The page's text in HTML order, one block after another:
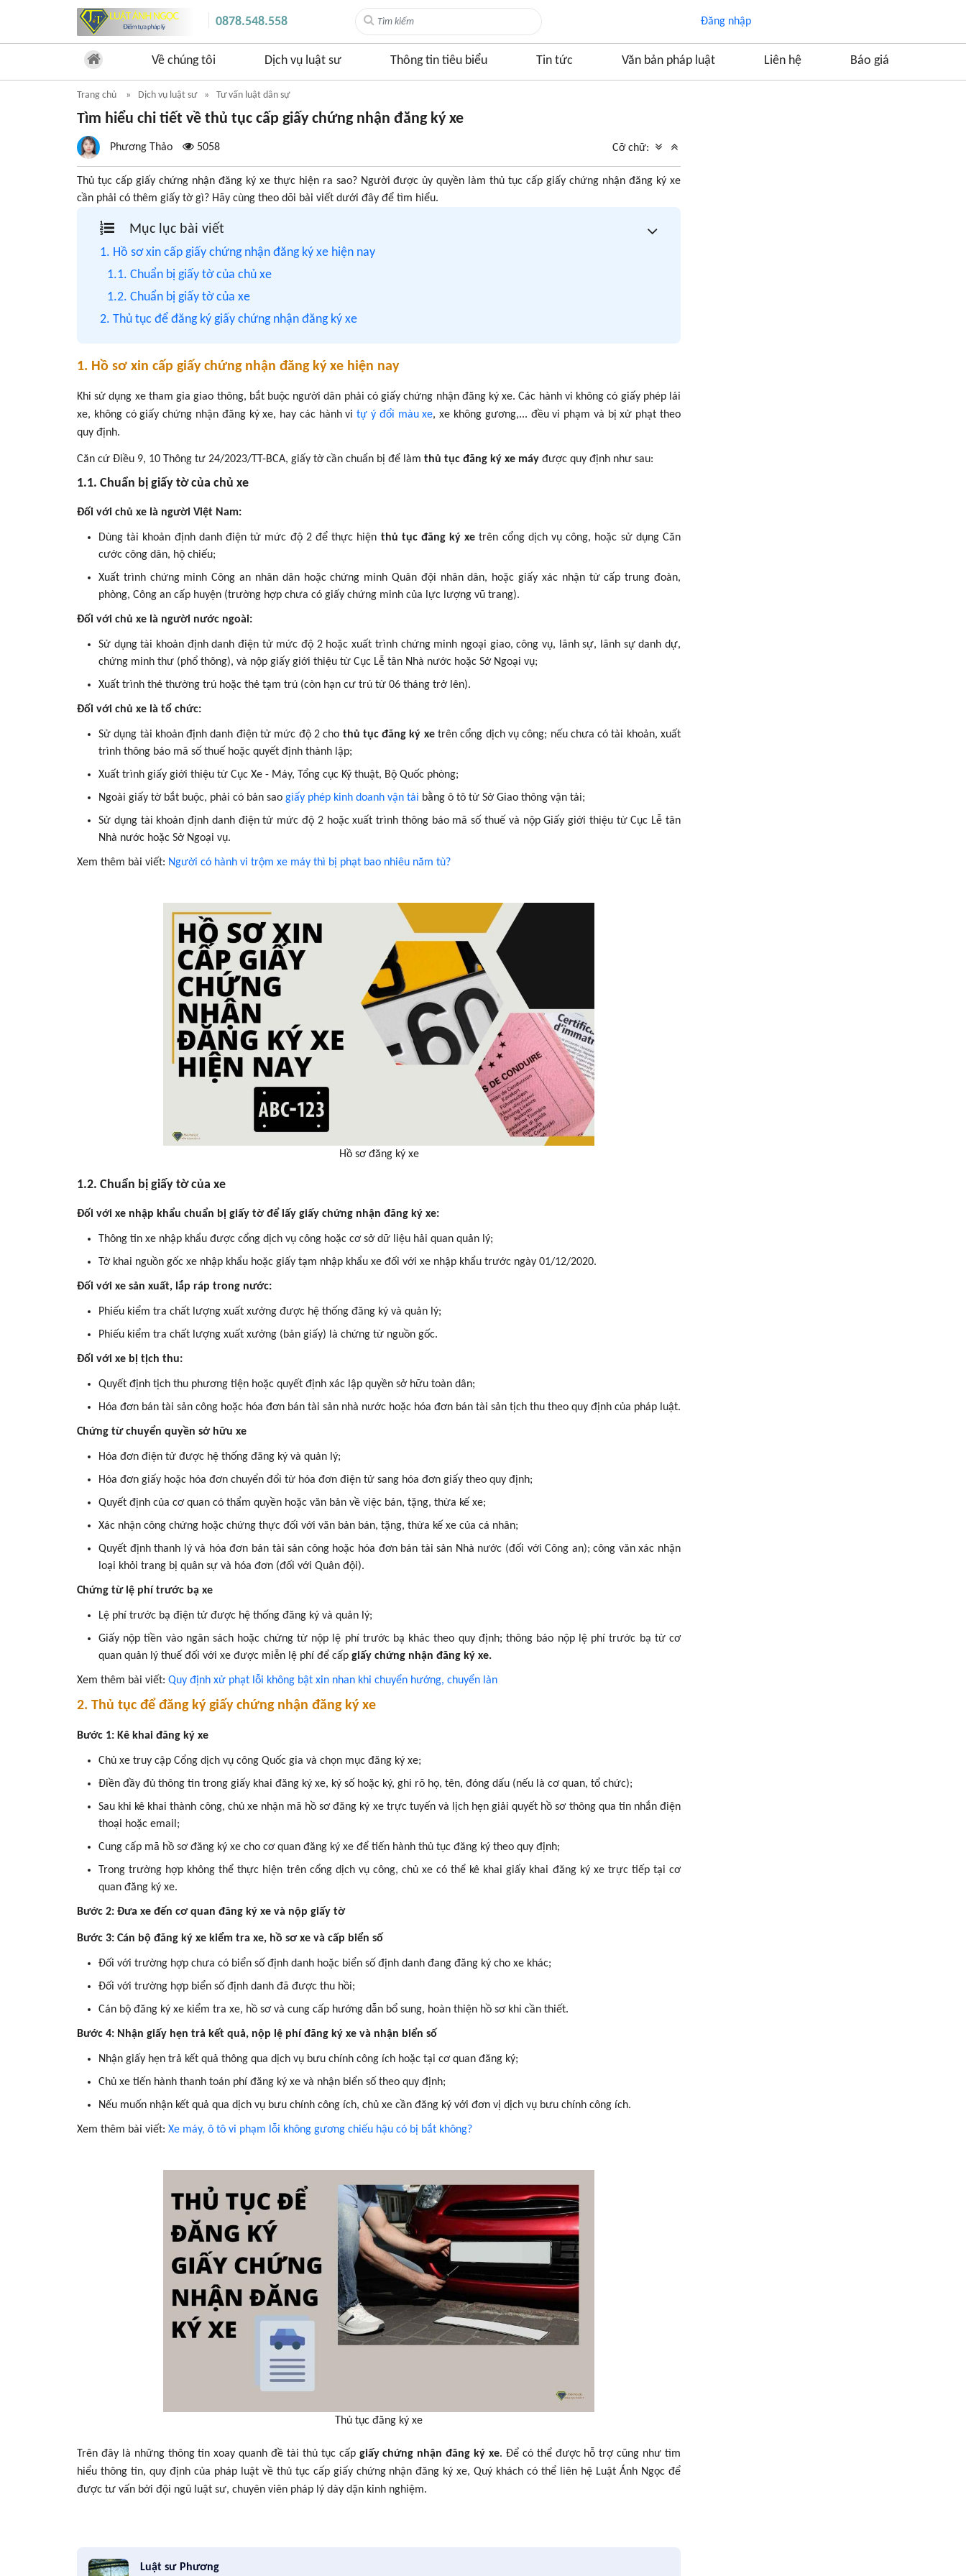
0878.548.558 Đăng nhập
Về chúng tôi Dịch vụ luật sư Thông tin tiêu biểu Tin tức Văn bản pháp luật Liên hệ Báo giá
Trang chủ Dịch vụ luật sư Tư vấn luật dân sự
Tìm hiểu chi tiết về thủ tục cấp giấy chứng nhận đăng ký xe
Phương Thảo 5058 Cỡ chữ:
Thủ tục cấp giấy chứng nhận đăng ký xe thực hiện ra sao? Người được ủy quyền làm thủ tục cấp giấy chứng nhận đăng ký xe
cần phải có thêm giấy tờ gì? Hãy cùng theo dõi bài viết dưới đây để tìm hiểu.
Mục lục bài viết
1. Hồ sơ xin cấp giấy chứng nhận đăng ký xe hiện nay
1.1. Chuẩn bị giấy tờ của chủ xe
1.2. Chuẩn bị giấy tờ của xe
2. Thủ tục để đăng ký giấy chứng nhận đăng ký xe
1. Hồ sơ xin cấp giấy chứng nhận đăng ký xe hiện nay
Khi sử dụng xe tham gia giao thông, bắt buộc người dân phải có giấy chứng nhận đăng ký xe. Các hành vi không có giấy phép lái
xe, không có giấy chứng nhận đăng ký xe, hay các hành vitự ý đổi màu xe, xe không gương,... đều vi phạm và bị xử phạt theo
quy định.
Căn cứ Điều 9, 10 Thông tư 24/2023/TT-BCA, giấy tờ cần chuẩn bị để làm thủ tục đăng ký xe máy được quy định như sau:
1.1. Chuẩn bị giấy tờ của chủ xe
Đối với chủ xe là người Việt Nam:
Dùng tài khoản định danh điện tử mức độ 2 để thực hiện thủ tục đăng ký xe trên cổng dịch vụ công, hoặc sử dụng Căn
cước công dân, hộ chiếu;
Xuất trình chứng minh Công an nhân dân hoặc chứng minh Quân đội nhân dân, hoặc giấy xác nhận từ cấp trung đoàn,
phòng, Công an cấp huyện (trường hợp chưa có giấy chứng minh của lực lượng vũ trang).
Đối với chủ xe là người nước ngoài:
Sử dụng tài khoản định danh điện tử mức độ 2 hoặc xuất trình chứng minh ngoại giao, công vụ, lãnh sự, lãnh sự danh dự,
chứng minh thư (phổ thông), và nộp giấy giới thiệu từ Cục Lễ tân Nhà nước hoặc Sở Ngoại vụ;
Xuất trình thẻ thường trú hoặc thẻ tạm trú (còn hạn cư trú từ 06 tháng trở lên).
Đối với chủ xe là tổ chức:
Sử dụng tài khoản định danh điện tử mức độ 2 cho thủ tục đăng ký xetrên cổng dịch vụ công; nếu chưa có tài khoản, xuất
trình thông báo mã số thuế hoặc quyết định thành lập;
Xuất trình giấy giới thiệu từ Cục Xe - Máy, Tổng cục Kỹ thuật, Bộ Quốc phòng;
Ngoài giấy tờ bắt buộc, phải có bản sao giấy phép kinh doanh vận tải bằng ô tô từ Sở Giao thông vận tải;
Sử dụng tài khoản định danh điện tử mức độ 2 hoặc xuất trình thông báo mã số thuế và nộp Giấy giới thiệu từ Cục Lễ tân
Nhà nước hoặc Sở Ngoại vụ.
Xem thêm bài viết: Người có hành vi trộm xe máy thì bị phạt bao nhiêu năm tù?
Hồ sơ đăng ký xe
1.2. Chuẩn bị giấy tờ của xe
Đối với xe nhập khẩu chuẩn bị giấy tờ để lấy giấy chứng nhận đăng ký xe:
Thông tin xe nhập khẩu được cổng dịch vụ công hoặc cơ sở dữ liệu hải quan quản lý;
Tờ khai nguồn gốc xe nhập khẩu hoặc giấy tạm nhập khẩu xe đối với xe nhập khẩu trước ngày 01/12/2020.
Đối với xe sản xuất, lắp ráp trong nước:
Phiếu kiểm tra chất lượng xuất xưởng được hệ thống đăng ký và quản lý;
Phiếu kiểm tra chất lượng xuất xưởng (bản giấy) là chứng từ nguồn gốc.
Đối với xe bị tịch thu:
Quyết định tịch thu phương tiện hoặc quyết định xác lập quyền sở hữu toàn dân;
Hóa đơn bán tài sản công hoặc hóa đơn bán tài sản nhà nước hoặc hóa đơn bán tài sản tịch thu theo quy định của pháp luật.
Chứng từ chuyển quyền sở hữu xe
Hóa đơn điện tử được hệ thống đăng ký và quản lý;
Hóa đơn giấy hoặc hóa đơn chuyển đổi từ hóa đơn điện tử sang hóa đơn giấy theo quy định;
Quyết định của cơ quan có thẩm quyền hoặc văn bản về việc bán, tặng, thừa kế xe;
Xác nhận công chứng hoặc chứng thực đối với văn bản bán, tặng, thừa kế xe của cá nhân;
Quyết định thanh lý và hóa đơn bán tài sản công hoặc hóa đơn bán tài sản Nhà nước (đối với Công an); công văn xác nhận
loại khỏi trang bị quân sự và hóa đơn (đối với Quân đội).
Chứng từ lệ phí trước bạ xe
Lệ phí trước bạ điện tử được hệ thống đăng ký và quản lý;
Giấy nộp tiền vào ngân sách hoặc chứng từ nộp lệ phí trước bạ khác theo quy định; thông báo nộp lệ phí trước bạ từ cơ
quan quản lý thuế đối với xe được miễn lệ phí để cấp giấy chứng nhận đăng ký xe.
Xem thêm bài viết: Quy định xử phạt lỗi không bật xin nhan khi chuyển hướng, chuyển làn
2. Thủ tục để đăng ký giấy chứng nhận đăng ký xe
Bước 1: Kê khai đăng ký xe
Chủ xe truy cập Cổng dịch vụ công Quốc gia và chọn mục đăng ký xe;
Điền đầy đủ thông tin trong giấy khai đăng ký xe, ký số hoặc ký, ghi rõ họ, tên, đóng dấu (nếu là cơ quan, tổ chức);
Sau khi kê khai thành công, chủ xe nhận mã hồ sơ đăng ký xe trực tuyến và lịch hẹn giải quyết hồ sơ thông qua tin nhắn điện
thoại hoặc email;
Cung cấp mã hồ sơ đăng ký xe cho cơ quan đăng ký xe để tiến hành thủ tục đăng ký theo quy định;
Trong trường hợp không thể thực hiện trên cổng dịch vụ công, chủ xe có thể kê khai giấy khai đăng ký xe trực tiếp tại cơ
quan đăng ký xe.
Bước 2: Đưa xe đến cơ quan đăng ký xe và nộp giấy tờ
Bước 3: Cán bộ đăng ký xe kiểm tra xe, hồ sơ xe và cấp biển số
Đối với trường hợp chưa có biển số định danh hoặc biển số định danh đang đăng ký cho xe khác;
Đối với trường hợp biển số định danh đã được thu hồi;
Cán bộ đăng ký xe kiểm tra xe, hồ sơ và cung cấp hướng dẫn bổ sung, hoàn thiện hồ sơ khi cần thiết.
Bước 4: Nhận giấy hẹn trả kết quả, nộp lệ phí đăng ký xe và nhận biển số
Nhận giấy hẹn trả kết quả thông qua dịch vụ bưu chính công ích hoặc tại cơ quan đăng ký;
Chủ xe tiến hành thanh toán phí đăng ký xe và nhận biển số theo quy định;
Nếu muốn nhận kết quả qua dịch vụ bưu chính công ích, chủ xe cần đăng ký với đơn vị dịch vụ bưu chính công ích.
Xem thêm bài viết: Xe máy, ô tô vi phạm lỗi không gương chiếu hậu có bị bắt không?
Thủ tục đăng ký xe
Trên đây là những thông tin xoay quanh đề tài thủ tục cấp giấy chứng nhận đăng ký xe. Để có thể được hỗ trợ cũng như tìm
hiểu thông tin, quy định của pháp luật về thủ tục cấp giấy chứng nhận đăng ký xe, Quý khách có thể liên hệ Luật Ánh Ngọc để
được tư vấn bởi đội ngũ luật sư, chuyên viên pháp lý dày dặn kinh nghiệm.
Luật sư Phương